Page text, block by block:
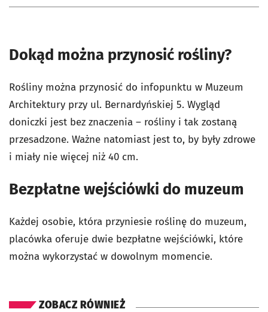
Dokąd można przynosić rośliny?
Rośliny można przynosić do infopunktu w Muzeum
Architektury przy ul. Bernardyńskiej 5. Wygląd
doniczki jest bez znaczenia – rośliny i tak zostaną
przesadzone. Ważne natomiast jest to, by były zdrowe
i miały nie więcej niż 40 cm.
Bezpłatne wejściówki do muzeum
Każdej osobie, która przyniesie roślinę do muzeum,
placówka oferuje dwie bezpłatne wejściówki, które
można wykorzystać w dowolnym momencie.
ZOBACZ RÓWNIEŻ